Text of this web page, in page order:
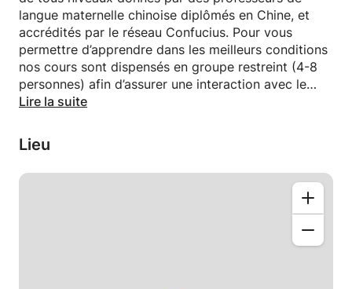
langue maternelle chinoise diplômés en Chine, et
accrédités par le réseau Confucius. Pour vous
permettre d’apprendre dans les meilleurs conditions
nos cours sont dispensés en groupe restreint (4-8
personnes) afin d’assurer une interaction avec le
professeur la plus riche possible. L’Institut jouit
(reconnaissance internationale du niveau de chinois)
: 98% de réussite en 2015, 100% de réussite en 2014,
99% de réussite en 2013, 100% de réussite en 2012,
Area, Bio Mérieux, Calor SAS, Prysmian, Groupe Seb,
Lire la suite
Lieu